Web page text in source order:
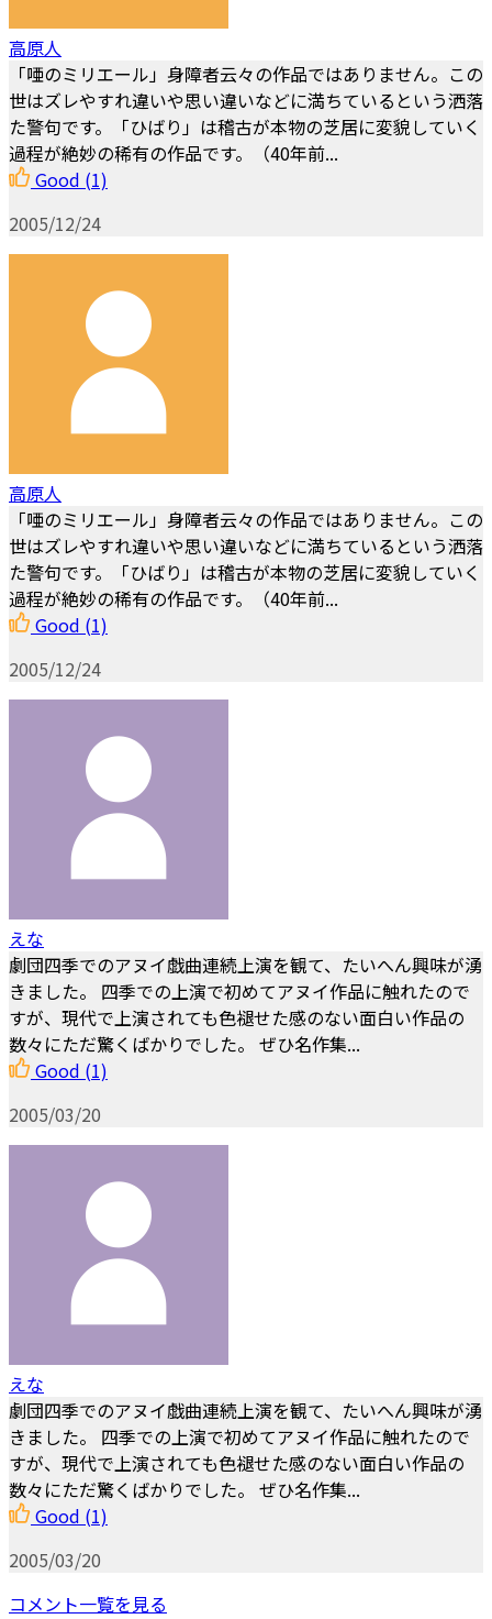
高原人
「唖のミリエール」身障者云々の作品ではありません。この
世はズレやすれ違いや思い違いなどに満ちているという洒落
た警句です。「ひばり」は稽古が本物の芝居に変貌していく
過程が絶妙の稀有の作品です。（40年前...
Good (1)
2005/12/24
高原人
「唖のミリエール」身障者云々の作品ではありません。この
世はズレやすれ違いや思い違いなどに満ちているという洒落
た警句です。「ひばり」は稽古が本物の芝居に変貌していく
過程が絶妙の稀有の作品です。（40年前...
Good (1)
2005/12/24
えな
劇団四季でのアヌイ戯曲連続上演を観て、たいへん興味が湧
きました。 四季での上演で初めてアヌイ作品に触れたので
すが、現代で上演されても色褪せた感のない面白い作品の
数々にただ驚くばかりでした。 ぜひ名作集...
Good (1)
2005/03/20
えな
劇団四季でのアヌイ戯曲連続上演を観て、たいへん興味が湧
きました。 四季での上演で初めてアヌイ作品に触れたので
すが、現代で上演されても色褪せた感のない面白い作品の
数々にただ驚くばかりでした。 ぜひ名作集...
Good (1)
2005/03/20
コメント一覧を見る